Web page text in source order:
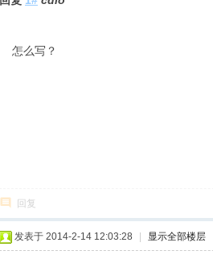
怎么写？
回复
发表于 2014-2-14 12:03:28 显示全部楼层